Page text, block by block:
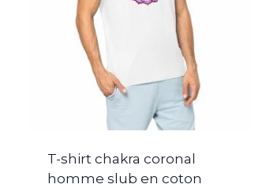
T-shirt chakra coronal
homme slub en coton